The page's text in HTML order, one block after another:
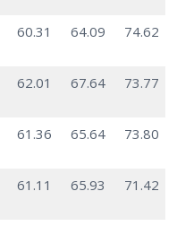
60.31 64.09 74.62
62.01 67.64 73.77
61.36 65.64 73.80
61.11 65.93 71.42